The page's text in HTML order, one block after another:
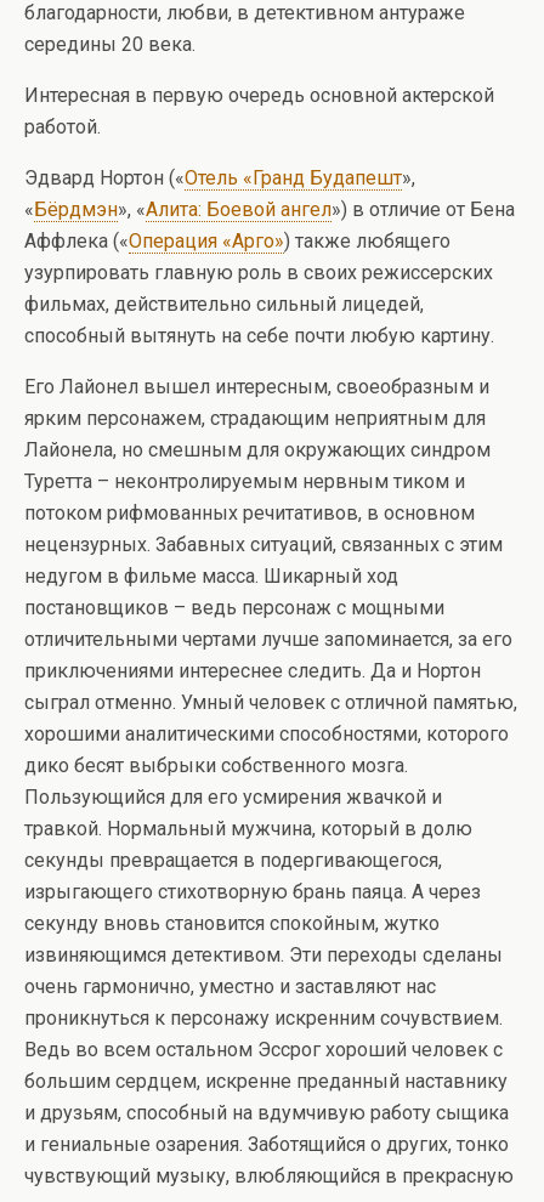
благодарности, любви, в детективном антураже
середины 20 века.
Интересная в первую очередь основной актерской
работой.
Эдвард Нортон («Отель «Гранд Будапешт»,
«Бёрдмэн», «Алита: Боевой ангел») в отличие от Бена
Аффлека («Операция «Арго») также любящего
узурпировать главную роль в своих режиссерских
фильмах, действительно сильный лицедей,
способный вытянуть на себе почти любую картину.
Его Лайонел вышел интересным, своеобразным и
ярким персонажем, страдающим неприятным для
Лайонела, но смешным для окружающих синдром
Туретта – неконтролируемым нервным тиком и
потоком рифмованных речитативов, в основном
нецензурных. Забавных ситуаций, связанных с этим
недугом в фильме масса. Шикарный ход
постановщиков – ведь персонаж с мощными
отличительными чертами лучше запоминается, за его
приключениями интереснее следить. Да и Нортон
сыграл отменно. Умный человек с отличной памятью,
хорошими аналитическими способностями, которого
дико бесят выбрыки собственного мозга.
Пользующийся для его усмирения жвачкой и
травкой. Нормальный мужчина, который в долю
секунды превращается в подергивающегося,
изрыгающего стихотворную брань паяца. А через
секунду вновь становится спокойным, жутко
извиняющимся детективом. Эти переходы сделаны
очень гармонично, уместно и заставляют нас
проникнуться к персонажу искренним сочувствием.
Ведь во всем остальном Эссрог хороший человек с
большим сердцем, искренне преданный наставнику
и друзьям, способный на вдумчивую работу сыщика
и гениальные озарения. Заботящийся о других, тонко
чувствующий музыку, влюбляющийся в прекрасную